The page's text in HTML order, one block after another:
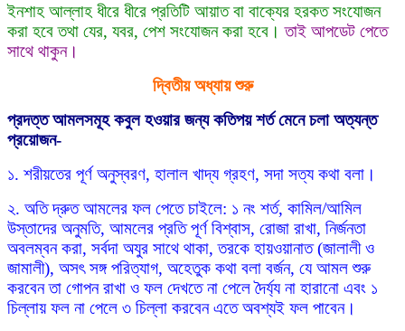
ইনশাহ আল্লাহ ধীরে ধীরে প্রতিটি আয়াত বা বাক্যের হরকত সংযোজন
করা হবে তথা যের, যবর, পেশ সংযোজন করা হবে।তাই আপডেট পেতে
সাথে থাকুন।
দ্বিতীয় অধ্যায় শুরু
প্রদত্ত আমলসমূহ কবুল হওয়ার জন্য কতিপয় শর্ত মেনে চলা অত্যন্ত
প্রয়োজন-
১. শরীয়তের পূর্ণ অনুস্বরণ, হালাল খাদ্য গ্রহণ, সদা সত্য কথা বলা।
২. অতি দ্রুত আমলের ফল পেতে চাইলে: ১ নং শর্ত, কামিল/আমিল
উস্তাদের অনুমতি, আমলের প্রতি পূর্ণ বিশ্বাস, রোজা রাখা, নির্জনতা
অবলম্বন করা, সর্বদা অযুর সাথে থাকা, তরকে হায়ওয়ানাত (জালালী ও
জামালী), অসৎ সঙ্গ পরিত্যাগ, অহেতুক কথা বলা বর্জন, যে আমল শুরু
করবেন তা গোপন রাখা ও ফল দেখতে না পেলে দৈর্য্য না হারানো এবং ১
চিল্লায় ফল না পেলে ৩ চিল্লা করবেন এতে অবশ্যই ফল পাবেন।